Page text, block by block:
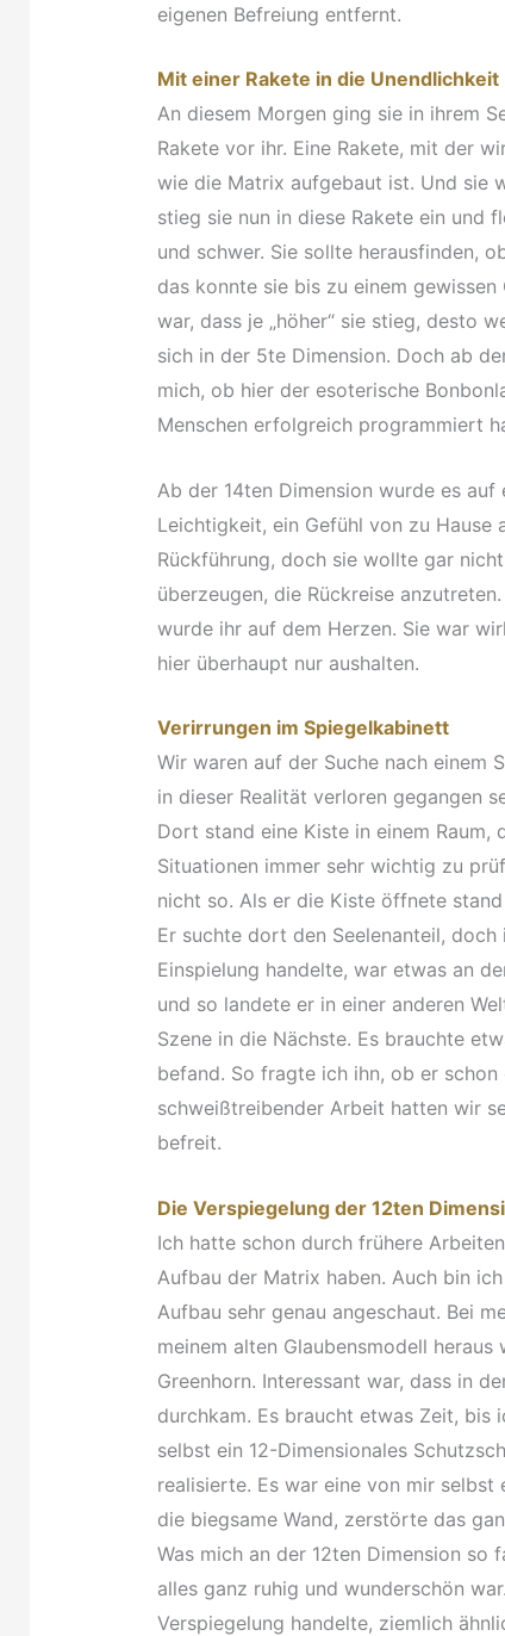
eigenen Befreiung entfernt.
Mit einer Rakete in die Unendlichkeit
An diesem Morgen ging sie in ihrem
Rakete vor ihr. Eine Rakete, mit der
wie die Matrix aufgebaut ist. Und sie
stieg sie nun in diese Rakete ein und
und schwer. Sie sollte herausfinden,
das konnte sie bis zu einem
war, dass je „höher“ sie stieg, desto
sich in der 5te Dimension. Doch ab
mich, ob hier der esoterische
Menschen erfolgreich programmiert
Ab der 14ten Dimension wurde es
Leichtigkeit, ein Gefühl von zu Hause
Rückführung, doch sie wollte gar
überzeugen, die Rückreise
wurde ihr auf dem Herzen. Sie war
hier überhaupt nur aushalten.
Verirrungen im Spiegelkabinett
Wir waren auf der Suche nach einem
in dieser Realität verloren gegangen
Dort stand eine Kiste in einem Raum,
Situationen immer sehr wichtig zu
nicht so. Als er die Kiste öffnete
Er suchte dort den Seelenanteil,
Einspielung handelte, war etwas an
und so landete er in einer anderen
Szene in die Nächste. Es brauchte
befand. So fragte ich ihn, ob er
schweißtreibender Arbeit hatten wir
befreit.
Die Verspiegelung der 12ten
Ich hatte schon durch frühere
Aufbau der Matrix haben. Auch bin
Aufbau sehr genau angeschaut. Bei
meinem alten Glaubensmodell
Greenhorn. Interessant war, dass in
durchkam. Es braucht etwas Zeit,
selbst ein 12-Dimensionales
realisierte. Es war eine von mir selbst
die biegsame Wand, zerstörte das
Was mich an der 12ten Dimension so
alles ganz ruhig und wunderschön
Verspiegelung handelte, ziemlich